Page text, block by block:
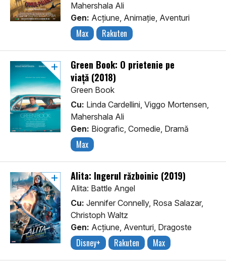
Mahershala Ali
Gen: Acţiune, Animaţie, Aventuri
Max Rakuten
Green Book: O prietenie pe
viață (2018)
Green Book
Cu: Linda Cardellini, Viggo Mortensen,
Mahershala Ali
Gen: Biografic, Comedie, Dramă
Max
Alita: Îngerul războinic (2019)
Alita: Battle Angel
Cu: Jennifer Connelly, Rosa Salazar,
Christoph Waltz
Gen: Acţiune, Aventuri, Dragoste
Disney+ Rakuten Max